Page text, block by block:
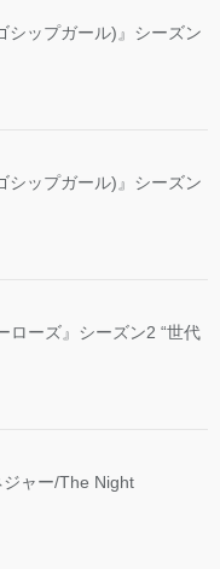
シップガール)』シーズン
シップガール)』シーズン
ローズ』シーズン2 “世代
ャー/The Night